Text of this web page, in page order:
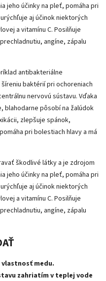
jeho účinky na pleť, pomáha pri
aj účinok niektorých
a vitamínu C. Posilňuje
angíne, zápalu
antibakteriálne
baktérií pri ochoreniach
nervovú sústavu. Vďaka
blahodarne pôsobí na žalúdok
zlepšuje spánok,
pri bolestiach hlavy a má
škodlivé látky a je zdrojom
jeho účinky na pleť, pomáha pri
aj účinok niektorých
a vitamínu C. Posilňuje
angíne, zápalu
medu.
zahriatím v teplej vode